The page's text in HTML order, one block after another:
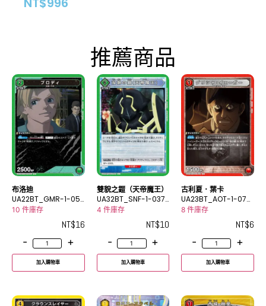
推薦商品
布洛迪
UA22BT_GMR-1-05
5R
10 件庫存
NT$16
-
+
加入購物車
雙貌之鎧（天帝魔王）
UA32BT_SNF-1-037
U
4 件庫存
NT$10
-
+
加入購物車
古利夏．葉卡
UA23BT_AOT-1-072
C
8 件庫存
NT$6
-
+
加入購物車